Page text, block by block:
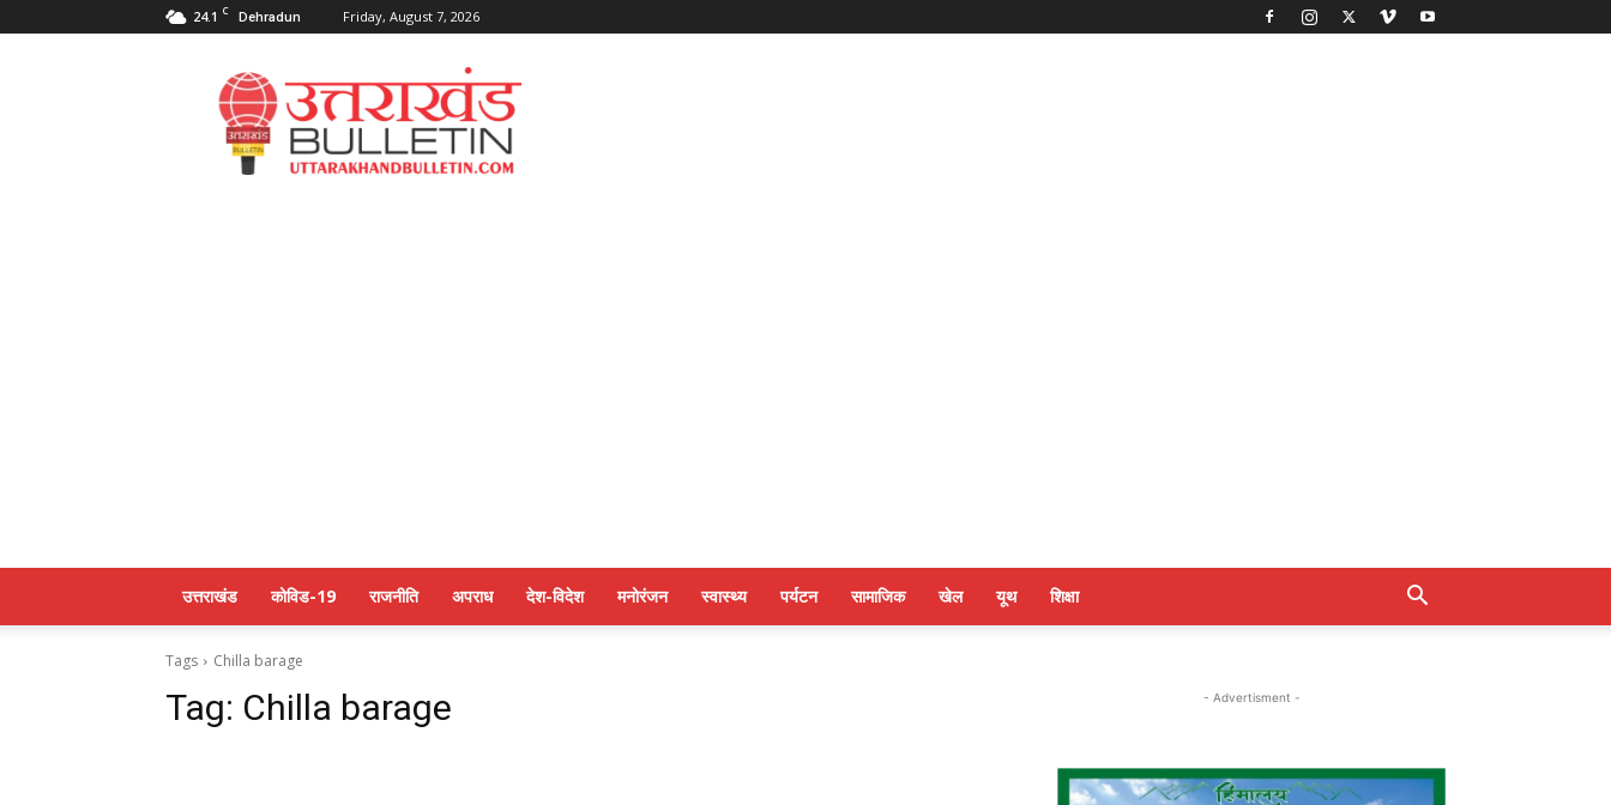
24.1 C Dehradun Friday, August 7, 2026
Uttarakahnd
Bulletin
उत्तराखंड कोविड-19 राजनीति अपराध देश-विदेश मनोरंजन स्वास्थ्य पर्यटन सामाजिक खेल यूथ शिक्षा
Tags Chilla barage
Tag: Chilla barage - Advertisment -